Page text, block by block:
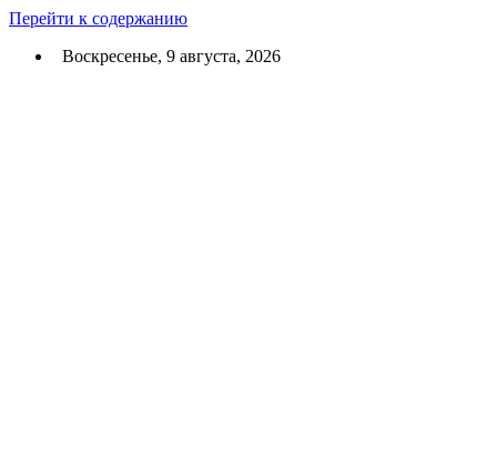
Перейти к содержанию
Воскресенье, 9 августа, 2026